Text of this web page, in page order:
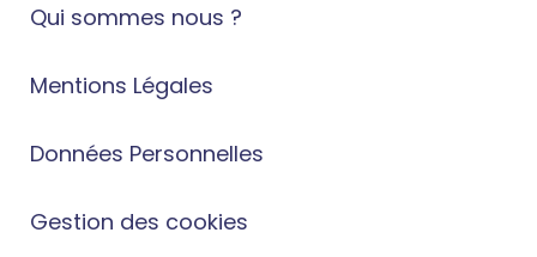
Qui sommes nous ?
Mentions Légales
Données Personnelles
Gestion des cookies